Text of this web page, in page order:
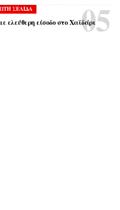
ΣΕΛΙΔΑ
ελεύθερη είσοδο στο Χαϊδάρι